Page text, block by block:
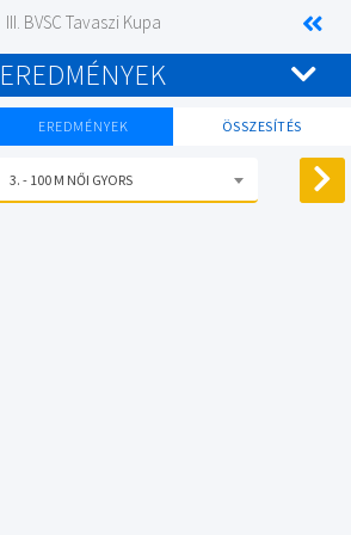
III. BVSC Tavaszi Kupa
EREDMÉNYEK
EREDMÉNYEK ÖSSZESÍTÉS
3. - 100 M NŐI GYORS